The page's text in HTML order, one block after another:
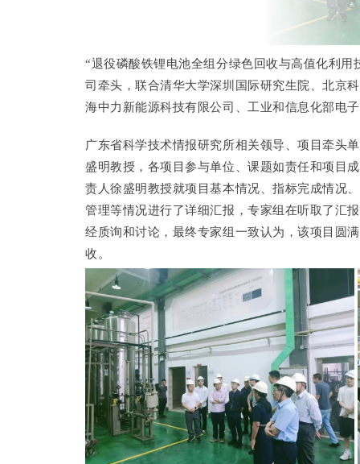
“退役磷酸铁锂电池全组分绿色回收与高值化利
司牵头，联合清华大学深圳国际研究生院、北京
海中力新能源科技有限公司、工业和信息化部电
广东省科学技术情报研究所相关领导、项目牵头
盛明教授，各项目参与单位、课题如责任和项目
责人徐盛明教授就项目基本情况、指标完成情况
管理等情况进行了详细汇报，专家组在听取了汇
经质询和讨论，最终专家组一致认为，该项目圆
收。